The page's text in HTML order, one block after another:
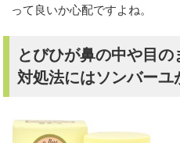
って良いか心配ですよね。
とびひが鼻の中や目
対処法にはソンバーユ